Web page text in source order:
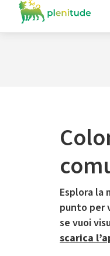
Esplora la
punto per
se vuoi
scarica